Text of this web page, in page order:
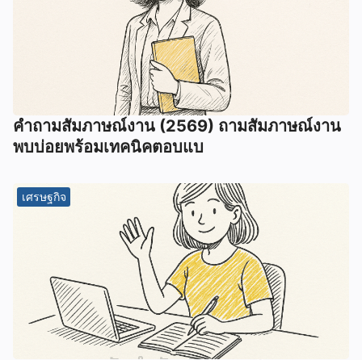
คำถามสัมภาษณ์งาน (2569) ถามสัมภาษณ์งาน
พบบ่อยพร้อมเทคนิคตอบแบ
เศรษฐกิจ